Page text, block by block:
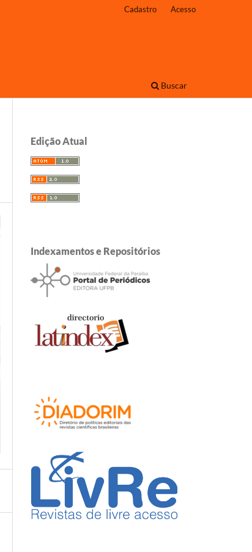
Buscar
Cadastro Acesso
Edição Atual
Indexamentos e Repositórios